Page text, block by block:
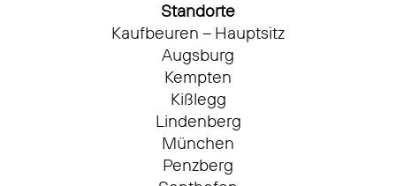
Standorte
Kaufbeuren – Hauptsitz
Augsburg
Kempten
Kißlegg
Lindenberg
München
Penzberg